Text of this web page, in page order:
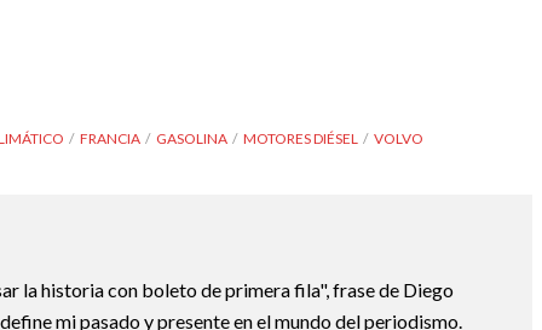
FRANCIA GASOLINA MOTORES DIÉSEL VOLVO
la historia con boleto de primera fila", frase de Diego
mi pasado y presente en el mundo del periodismo.